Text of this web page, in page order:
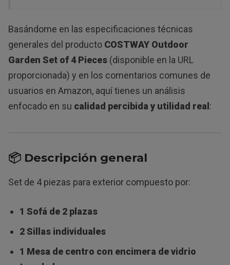
Basándome en las especificaciones técnicas
generales del producto COSTWAY Outdoor
Garden Set of 4 Pieces (disponible en la URL
proporcionada) y en los comentarios comunes de
usuarios en Amazon, aquí tienes un análisis
enfocado en su calidad percibida y utilidad real :
📦 Descripción general
Set de 4 piezas para exterior compuesto por:
1 Sofá de 2 plazas
2 Sillas individuales
1 Mesa de centro con encimera de vidrio